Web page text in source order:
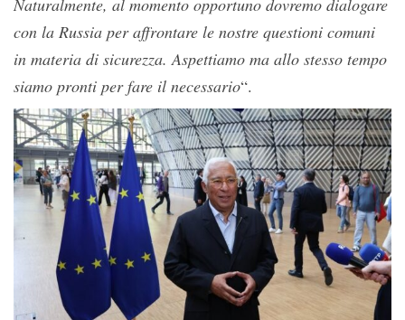
Naturalmente, al momento opportuno dovremo dialogare
con la Russia per affrontare le nostre questioni comuni
in materia di sicurezza. Aspettiamo ma allo stesso tempo
siamo pronti per fare il necessario“.